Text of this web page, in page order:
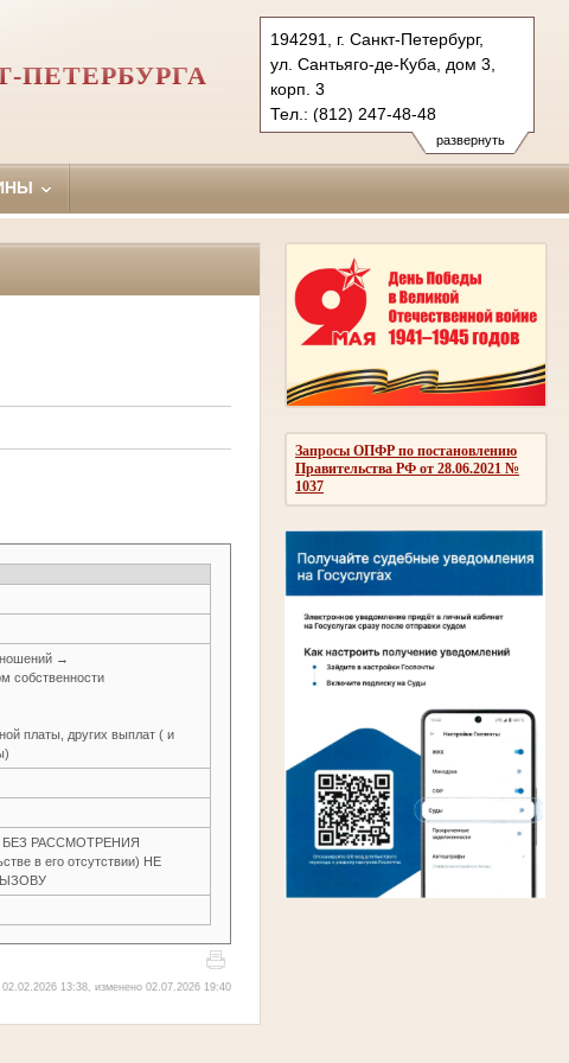
развернуть
194291, г. Санкт-Петербург,
ул. Сантьяго-де-Куба, дом 3,
корп. 3
Тел.: (812) 247-48-48
247-48-03
247-48-04 (приемн.)
ПЕТЕРБУРГА
Запросы ОПФР по постановлению
Правительства РФ от 28.06.2021 №
1037
→
собственности
платы, других выплат ( и
БЕЗ РАССМОТРЕНИЯ
в его отсутствии) НЕ
02.02.2026 13:38, изменено 02.07.2026 19:40